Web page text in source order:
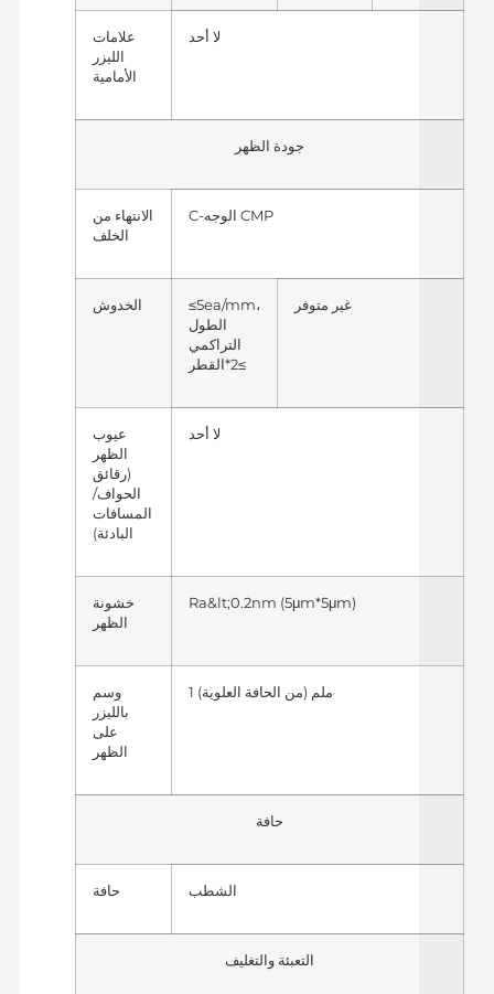
علامات
الليزر
الأمامية
لا أحد
جودة الظهر
الانتهاء من
الخلف
C-الوجه CMP
الخدوش
≤5ea/mm،
الطول
التراكمي
≥2*القطر
غير متوفر
عيوب
الظهر
(رقائق
الحواف/
المسافات
البادئة)
لا أحد
خشونة
الظهر
Ra&lt;0.2nm (5μm*5μm)
وسم
بالليزر
على
الظهر
حافة
حافة الشطب
التعبئة والتغليف